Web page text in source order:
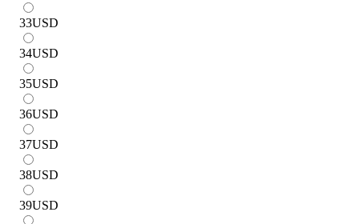
33USD
34USD
35USD
36USD
37USD
38USD
39USD